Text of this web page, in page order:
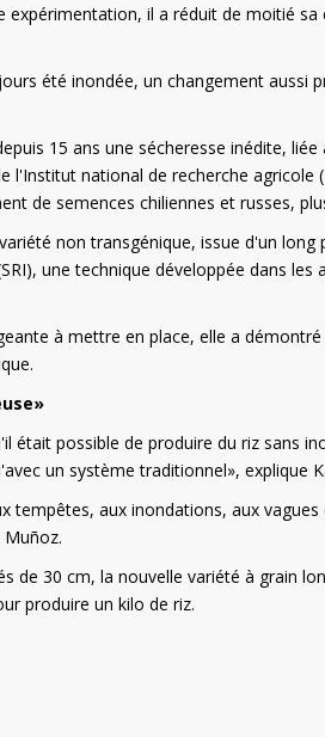
expérimentation, il a réduit de moitié
été inondée, un changement aussi
15 ans une sécheresse inédite,
l'Institut national de recherche
de semences chiliennes et russes,
non transgénique, issue d'un
une technique développée dans
à mettre en place, elle a
était possible de produire du riz sans
un système traditionnel», explique
tempêtes, aux inondations, aux
de 30 cm, la nouvelle variété à grain
produire un kilo de riz.